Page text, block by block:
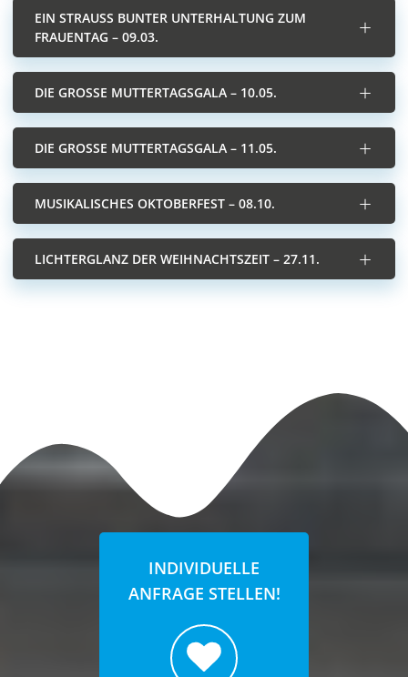
EIN STRAUSS BUNTER UNTERHALTUNG ZUM F
RAUENTAG – 09.03.
DIE GROSSE MUTTERTAGSGALA – 10.05.
DIE GROSSE MUTTERTAGSGALA – 11.05.
MUSIKALISCHES OKTOBERFEST – 08.10.
LICHTERGLANZ DER WEIHNACHTSZEIT – 27.11.
INDIVIDUELLE
ANFRAGE STELLEN!